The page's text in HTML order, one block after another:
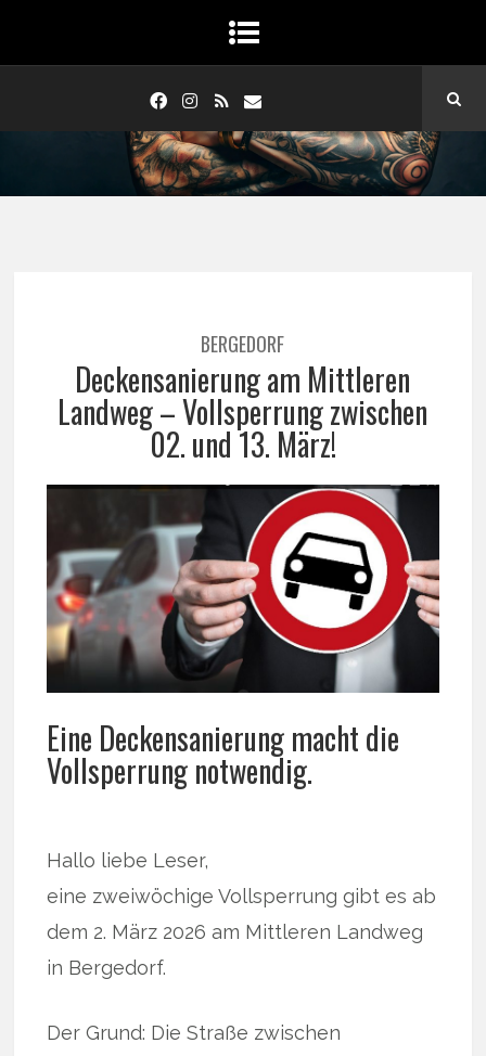
BERGEDORF
Deckensanierung am Mittleren
Landweg – Vollsperrung zwischen
02. und 13. März!
Eine Deckensanierung macht die
Vollsperrung notwendig.
Hallo liebe Leser,
eine zweiwöchige Vollsperrung gibt es ab
dem 2. März 2026 am Mittleren Landweg
in Bergedorf.
Der Grund: Die Straße zwischen